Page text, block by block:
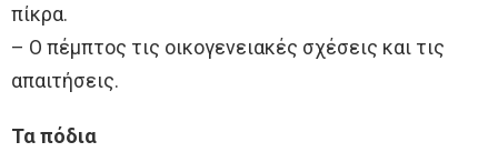
πίκρα.
– Ο πέμπτος τις οικογενειακές σχέσεις και τις
απαιτήσεις.
Τα πόδια